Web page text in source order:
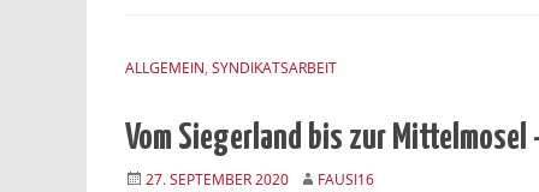
ALLGEMEIN, SYNDIKATSARBEIT
Vom Siegerland bis zur
27. SEPTEMBER 2020 FAUSI16